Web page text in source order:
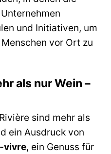
und Initiativen, um
vor Ort zu
als nur Wein –
sind mehr als
ein Ausdruck von
vivre, ein Genuss für